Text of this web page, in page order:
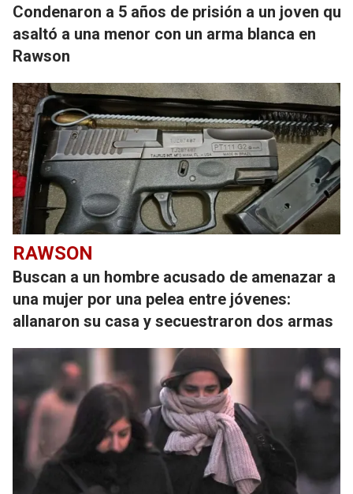
Condenaron a 5 años de prisión a un joven que
asaltó a una menor con un arma blanca en
Rawson
RAWSON
Buscan a un hombre acusado de amenazar a
una mujer por una pelea entre jóvenes:
allanaron su casa y secuestraron dos armas